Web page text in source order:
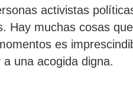
activistas
Hay muchas cosas
es
una acogida digna.